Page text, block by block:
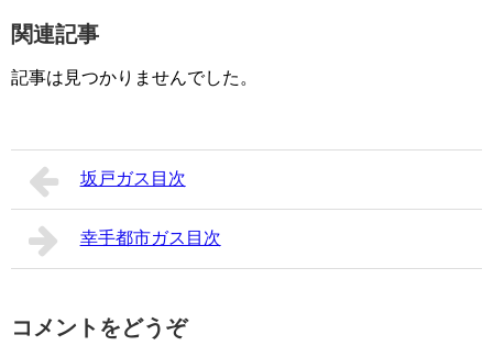
関連記事
記事は見つかりませんでした。
坂戸ガス目次
幸手都市ガス目次
コメントをどうぞ